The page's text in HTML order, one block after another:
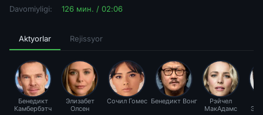
Davomiyligi:
126 мин. / 02:06
Aktyorlar Rejissyor
Бенедикт
Камбербэтч
Элизабет
Олсен
Сочил Гомес Бенедикт Вонг
Рэйчел
МакАдамс